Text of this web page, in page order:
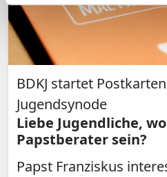
BDKJ startet
Jugendsynode
Liebe Jugendliche,
Papstberater sein?
Papst Franziskus